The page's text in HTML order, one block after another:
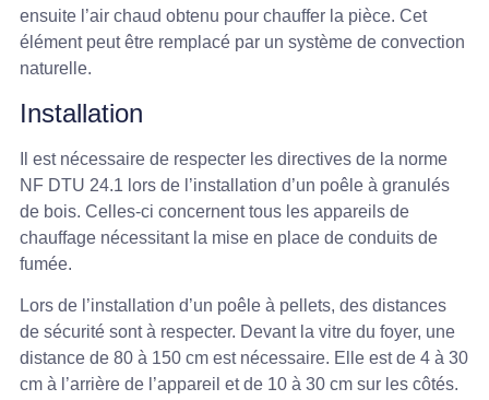
ensuite l’air chaud obtenu pour chauffer la pièce. Cet
élément peut être remplacé par un système de convection
naturelle.
Installation
Il est nécessaire de respecter les directives de la norme
NF DTU 24.1 lors de l’installation d’un poêle à granulés
de bois. Celles-ci concernent tous les appareils de
chauffage nécessitant la mise en place de conduits de
fumée.
Lors de l’installation d’un poêle à pellets, des distances
de sécurité sont à respecter. Devant la vitre du foyer, une
distance de 80 à 150 cm est nécessaire. Elle est de 4 à 30
cm à l’arrière de l’appareil et de 10 à 30 cm sur les côtés.